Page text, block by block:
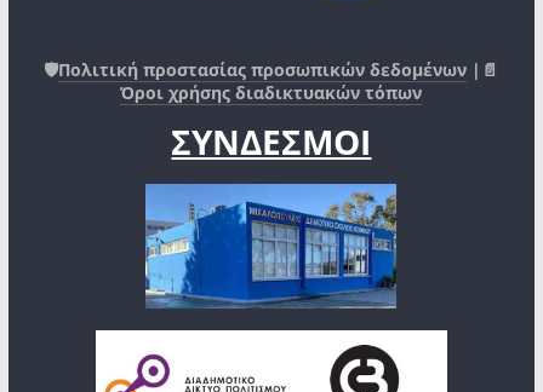
🛡️Πολιτική προστασίας προσωπικών δεδομένων |📄
Όροι χρήσης διαδικτυακών τόπων
ΣΥΝΔΕΣΜΟΙ